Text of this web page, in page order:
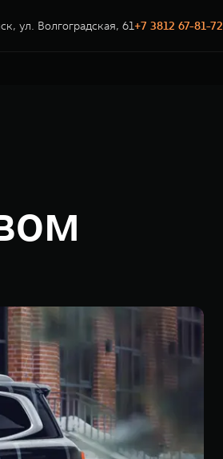
ул. Волгоградская, 61+7 3812 67-81-72